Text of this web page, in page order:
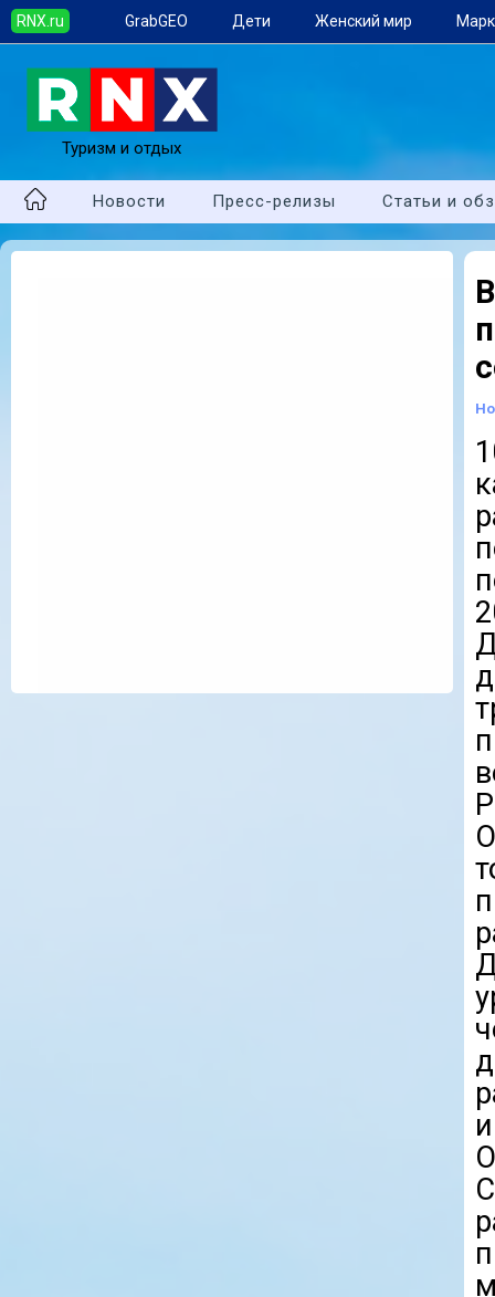
RNX.ru GrabGEO Дети Женский мир
Туризм и отдых
Новости Пресс-релизы Статьи и